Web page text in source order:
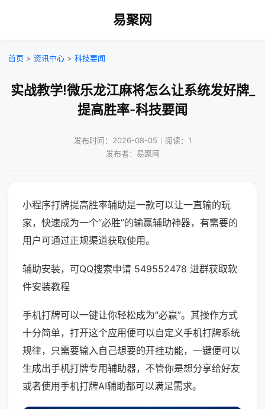
易聚网
首页 > 资讯中心 > 科技要闻
实战教学!微乐龙江麻将怎么让系统发好牌_
提高胜率-科技要闻
发布时间：2026-08-05｜阅读：1
发布者：易聚网
小程序打牌提高胜率辅助是一款可以让一直输的玩
家，快速成为一个“必胜”的输赢辅助神器，有需要的
用户可通过正规渠道获取使用。
辅助安装，可QQ搜索申请 549552478 进群获取软
件安装教程
手机打牌可以一键让你轻松成为“必赢”。其操作方式
十分简单，打开这个应用便可以自定义手机打牌系统
规律，只需要输入自己想要的开挂功能，一键便可以
生成出手机打牌专用辅助器，不管你是想分享给好友
或者使用手机打牌AI辅助都可以满足需求。